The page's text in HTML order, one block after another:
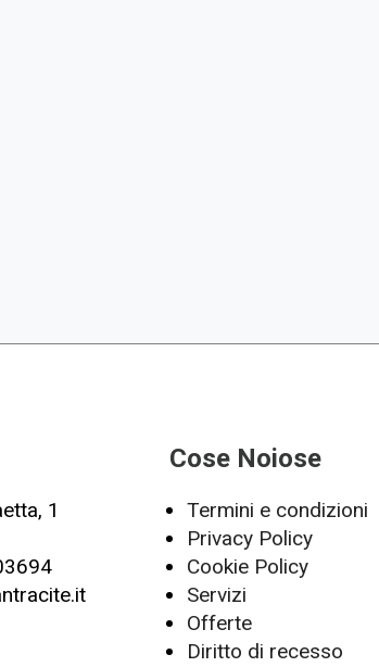
1
Cose Noiose
Termini e condizioni
Privacy Policy
Cookie Policy
Servizi
Offerte
Diritto di recesso